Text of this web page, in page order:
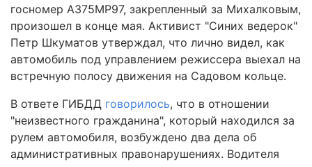
госномер А375МР97, закрепленный за Михалковым,
произошел в конце мая. Активист "Синих ведерок"
Петр Шкуматов утверждал, что лично видел, как
автомобиль под управлением режиссера выехал на
встречную полосу движения на Садовом кольце.
В ответе ГИБДД говорилось, что в отношении
"неизвестного гражданина", который находился за
рулем автомобиля, возбуждено два дела об
административных правонарушениях. Водителя